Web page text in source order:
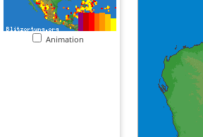
Animation